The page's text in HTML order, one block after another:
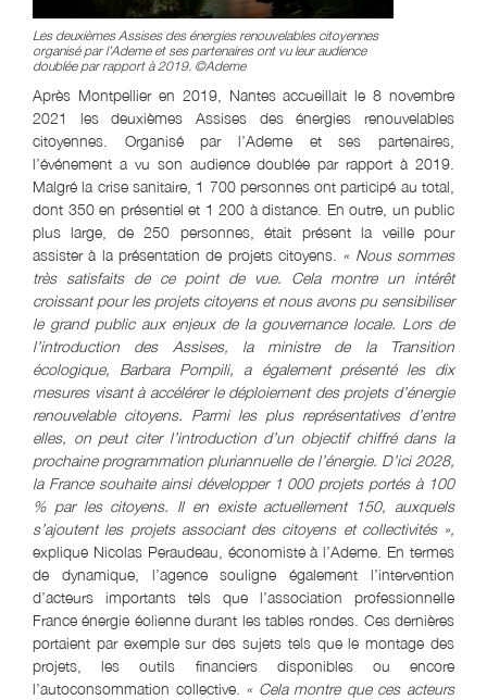
Les deuxièmes Assises des énergies renouvelables citoyennes
organisé par l’Ademe et ses partenaires ont vu leur audience
doublée par rapport à 2019. ©Ademe
Après Montpellier en 2019, Nantes accueillait le 8 novembre
2021 les deuxièmes Assises des énergies renouvelables
citoyennes. Organisé par l’Ademe et ses partenaires,
l’événement a vu son audience doublée par rapport à 2019.
Malgré la crise sanitaire, 1 700 personnes ont participé au total,
dont 350 en présentiel et 1 200 à distance. En outre, un public
plus large, de 250 personnes, était présent la veille pour
assister à la présentation de projets citoyens. « Nous sommes
très satisfaits de ce point de vue. Cela montre un intérêt
croissant pour les projets citoyens et nous avons pu sensibiliser
le grand public aux enjeux de la gouvernance locale. Lors de
l’introduction des Assises, la ministre de la Transition
écologique, Barbara Pompili, a également présenté les dix
mesures visant à accélérer le déploiement des projets d’énergie
renouvelable citoyens. Parmi les plus représentatives d’entre
elles, on peut citer l’introduction d’un objectif chiffré dans la
prochaine programmation pluriannuelle de l’énergie. D’ici 2028,
la France souhaite ainsi développer 1 000 projets portés à 100
% par les citoyens. Il en existe actuellement 150, auxquels
s’ajoutent les projets associant des citoyens et collectivités »,
explique Nicolas Peraudeau, économiste à l’Ademe. En termes
de dynamique, l’agence souligne également l’intervention
d’acteurs importants tels que l’association professionnelle
France énergie éolienne durant les tables rondes. Ces dernières
portaient par exemple sur des sujets tels que le montage des
projets, les outils financiers disponibles ou encore
l’autoconsommation collective. « Cela montre que ces acteurs